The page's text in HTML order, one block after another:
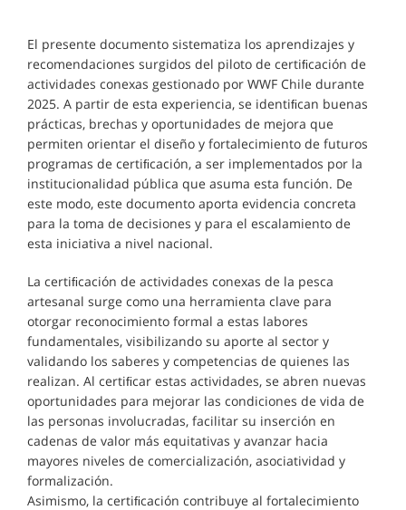
El presente documento sistematiza los aprendizajes y
recomendaciones surgidos del piloto de certiﬁcación de
actividades conexas gestionado por WWF Chile durante
2025. A partir de esta experiencia, se identiﬁcan buenas
prácticas, brechas y oportunidades de mejora que
permiten orientar el diseño y fortalecimiento de futuros
programas de certiﬁcación, a ser implementados por la
institucionalidad pública que asuma esta función. De
este modo, este documento aporta evidencia concreta
para la toma de decisiones y para el escalamiento de
esta iniciativa a nivel nacional.
La certiﬁcación de actividades conexas de la pesca
artesanal surge como una herramienta clave para
otorgar reconocimiento formal a estas labores
fundamentales, visibilizando su aporte al sector y
validando los saberes y competencias de quienes las
realizan. Al certiﬁcar estas actividades, se abren nuevas
oportunidades para mejorar las condiciones de vida de
las personas involucradas, facilitar su inserción en
cadenas de valor más equitativas y avanzar hacia
mayores niveles de comercialización, asociatividad y
formalización.
Asimismo, la certiﬁcación contribuye al fortalecimiento